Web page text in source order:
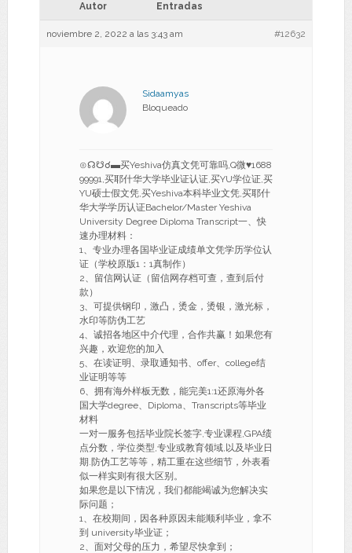
Autor Entradas
noviembre 2, 2022 a las 3:43 am #12632
Sidaamyas
Bloqueado
⊙☊☋☌▬买Yeshiva仿真文凭可靠吗,Q微♥1688
99991,买耶什华大学毕业证认证,买YU学位证,买
YU硕士假文凭,买Yeshiva本科毕业文凭,买耶什
华大学学历认证Bachelor/Master Yeshiva
University Degree Diploma Transcript一、快
速办理材料：
1、专业办理各国毕业证成绩单文凭学历学位认
证（学校原版1：1真制作）
2、留信网认证（留信网存档可查，查到后付
款）
3、可提供钢印，激凸，烫金，烫银，激光标，
水印等防伪工艺
4、诚招各地区中介代理，合作共赢！如果您有
兴趣，欢迎您的加入
5、在读证明、录取通知书、offer、college结
业证明等等
6、拥有海外样板无数，能完美1:1还原海外各
国大学degree、Diploma、Transcripts等毕业
材料
一对一服务包括毕业院长签字,专业课程,GPA绩
点分数，学位类型,专业或教育领域,以及毕业日
期.防伪工艺等等，精工重在这些细节，外表看
似一样实则有很大区别。
如果您是以下情况，我们都能竭诚为您解决实
际问题；
1、在校期间，因各种原因未能顺利毕业，拿不
到 university毕业证；
2、面对父母的压力，希望尽快拿到；